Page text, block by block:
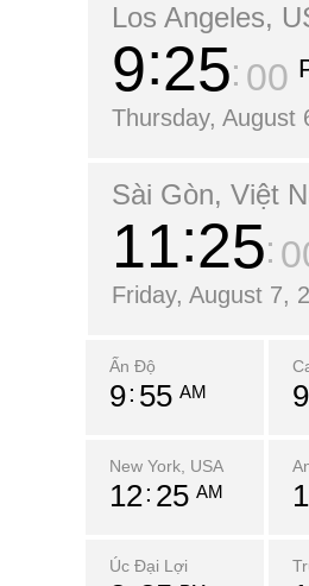
Los Angeles,
9 25 01
Thursday, August
Sài Gòn, Việt
11 25
Friday, August 7,
Ấn Độ
9 55 AM 9
New York, USA
12 25 AM
Úc Đại Lợi